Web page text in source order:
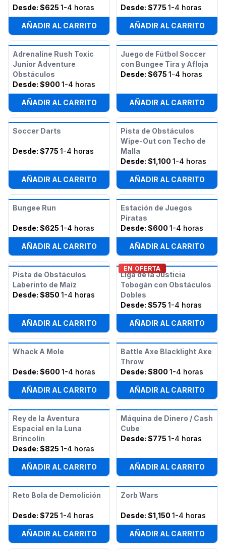
Desde: $625 1-4 horas
AÑADIR AL CARRITO
Desde: $775 1-4 horas
AÑADIR AL CARRITO
Adrenaline Rush Toxic
Junior Adventure
Obstáculos
Desde: $900 1-4 horas
AÑADIR AL CARRITO
Juego de Fútbol Soccer
con Bungee Tira y Afloja
Desde: $675 1-4 horas
AÑADIR AL CARRITO
Soccer Darts
Desde: $775 1-4 horas
AÑADIR AL CARRITO
Pista de Obstáculos
Wipe-Out con Techo de
Malla
Desde: $1,100 1-4 horas
AÑADIR AL CARRITO
Bungee Run
Desde: $625 1-4 horas
AÑADIR AL CARRITO
Estación de Juegos
Piratas
Desde: $600 1-4 horas
AÑADIR AL CARRITO
Pista de Obstáculos
Laberinto de Maíz
Desde: $850 1-4 horas
AÑADIR AL CARRITO
EN OFERTA
Liga de la Justicia
Tobogán con Obstáculos
Dobles
Desde: $575 1-4 horas
AÑADIR AL CARRITO
Whack A Mole
Desde: $600 1-4 horas
AÑADIR AL CARRITO
Battle Axe Blacklight Axe
Throw
Desde: $800 1-4 horas
AÑADIR AL CARRITO
Rey de la Aventura
Espacial en la Luna
Brincolín
Desde: $825 1-4 horas
AÑADIR AL CARRITO
Máquina de Dinero / Cash
Cube
Desde: $775 1-4 horas
AÑADIR AL CARRITO
Reto Bola de Demolición
Desde: $725 1-4 horas
AÑADIR AL CARRITO
Zorb Wars
Desde: $1,150 1-4 horas
AÑADIR AL CARRITO